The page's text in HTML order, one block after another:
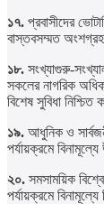
১৭. প্রবাসীদের
বাস্তবসম্মত
১৮. সংখ্যাগুরু-
সকলের নাগরিক
বিশেষ সুবিধা নিশ্চিত
১৯. আধুনিক ও
পর্যায়ক্রমে
২০. সমসাময়িক
পর্যায়ক্রমে বিনামূল্যে